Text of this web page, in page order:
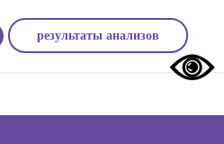
результаты анализов